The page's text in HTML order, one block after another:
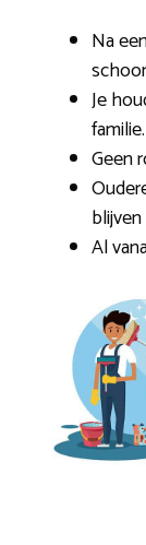
Na
Je
familie.
Geen
Al